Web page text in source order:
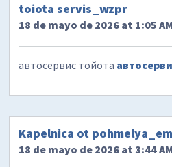
toiota servis_wzpr
18 de mayo de 2026 at 1:05 AM
автосервис тойота
Kapelnica ot
18 de mayo de 2026 at 3:44 AM